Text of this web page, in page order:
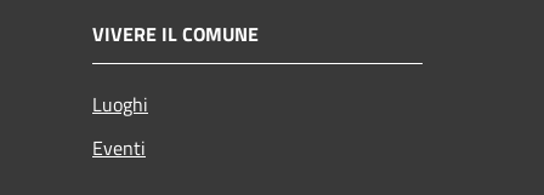
VIVERE IL COMUNE
Luoghi
Eventi